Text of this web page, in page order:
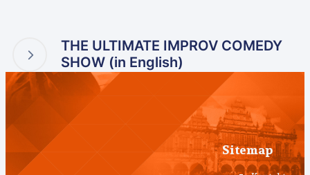
THE ULTIMATE IMPROV COMEDY
SHOW (in English)
Sitemap